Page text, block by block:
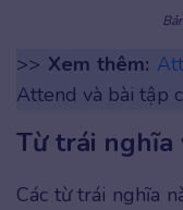
>> Xem thêm:
Attend và bài tập
Từ trái nghĩa
Các từ trái nghĩa